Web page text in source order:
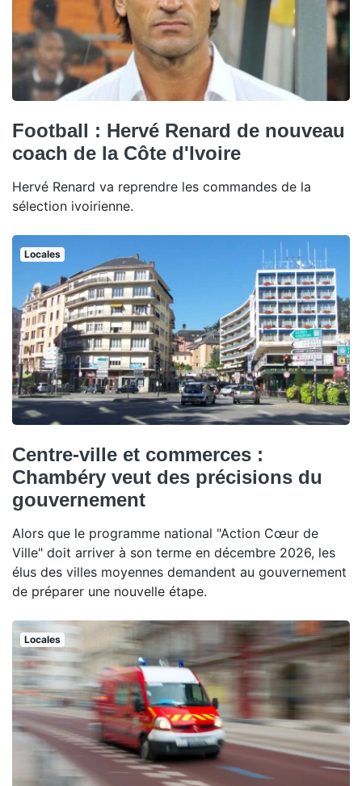
Football : Hervé Renard de nouveau
coach de la Côte d'Ivoire
Hervé Renard va reprendre les commandes de la
sélection ivoirienne.
Locales
Centre-ville et commerces :
Chambéry veut des précisions du
gouvernement
Alors que le programme national "Action Cœur de
Ville" doit arriver à son terme en décembre 2026, les
élus des villes moyennes demandent au gouvernement
de préparer une nouvelle étape.
Locales